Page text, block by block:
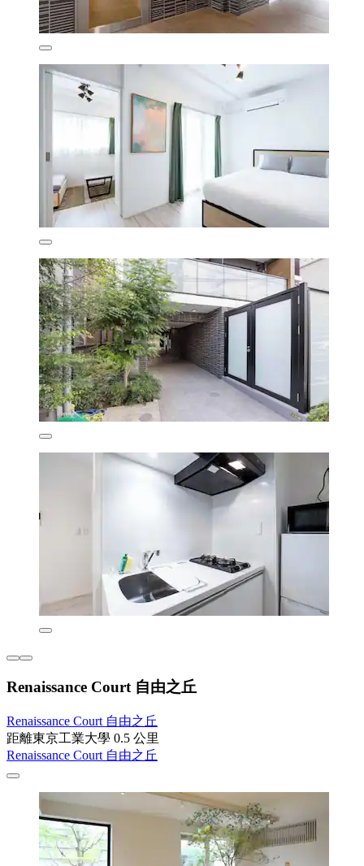
Renaissance Court 自由之丘
Renaissance Court 自由之丘
距離東京工業大學 0.5 公里
Renaissance Court 自由之丘